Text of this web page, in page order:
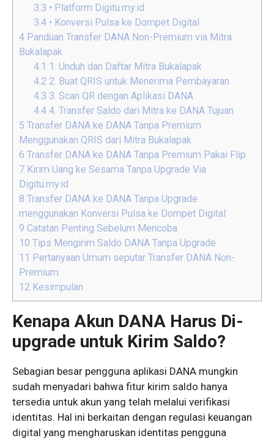
3.3 • Platform Digitu.my.id
3.4 • Konversi Pulsa ke Dompet Digital
4 Panduan Transfer DANA Non-Premium via Mitra
Bukalapak
4.1 1. Unduh dan Daftar Mitra Bukalapak
4.2 2. Buat QRIS untuk Menerima Pembayaran
4.3 3. Scan QR dengan Aplikasi DANA
4.4 4. Transfer Saldo dari Mitra ke DANA Tujuan
5 Transfer DANA ke DANA Tanpa Premium
Menggunakan QRIS dari Mitra Bukalapak
6 Transfer DANA ke DANA Tanpa Premium Pakai Flip
7 Kirim Uang ke Sesama Tanpa Upgrade Via
Digitu.my.id
8 Transfer DANA ke DANA Tanpa Upgrade
menggunakan Konversi Pulsa ke Dompet Digital
9 Catatan Penting Sebelum Mencoba
10 Tips Mengirim Saldo DANA Tanpa Upgrade
11 Pertanyaan Umum seputar Transfer DANA Non-
Premium
12 Kesimpulan
Kenapa Akun DANA Harus Di-
upgrade untuk Kirim Saldo?
Sebagian besar pengguna aplikasi DANA mungkin
sudah menyadari bahwa fitur kirim saldo hanya
tersedia untuk akun yang telah melalui verifikasi
identitas. Hal ini berkaitan dengan regulasi keuangan
digital yang mengharuskan identitas pengguna